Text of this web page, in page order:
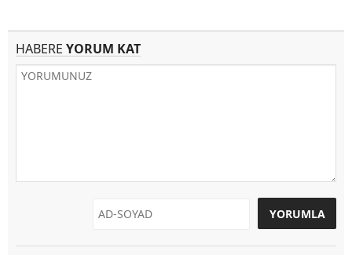
HABERE YORUM KAT